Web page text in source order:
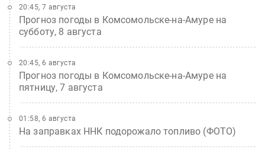
Прогноз погоды в Комсомольске-на-Амуре на
субботу, 8 августа
20:45, 7 августа
Прогноз погоды в Комсомольске-на-Амуре на
пятницу, 7 августа
20:45, 6 августа
На заправках ННК подорожало топливо (ФОТО)
01:58, 6 августа